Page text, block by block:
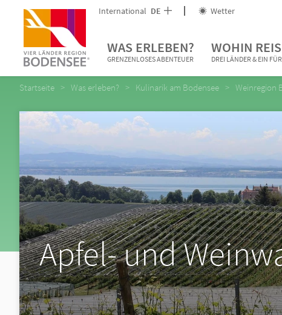
International DE Wetter
WAS ERLEBEN?
GRENZENLOSES ABENTEUER
WOHIN
DREI LÄNDER & EIN
Startseite Was erleben? Kulinarik am Bodensee Weinregion
Apfel- und